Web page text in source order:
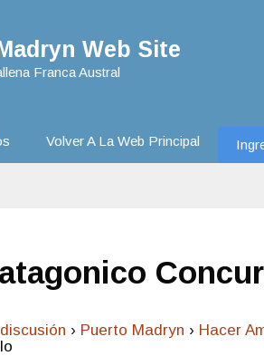
Web Site
Franca Austral
Volver A La Web Principal
› Puerto Madryn › Hacer